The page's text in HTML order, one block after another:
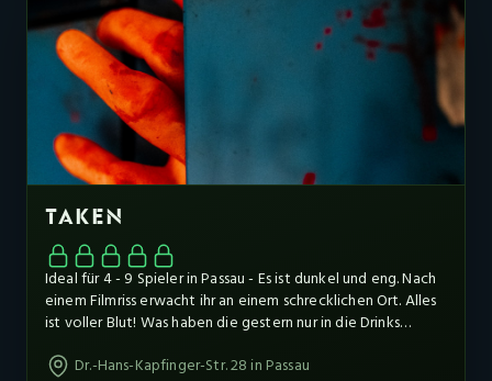
später offenbart Christian auch sein wahres Gesicht. Ihr wisst
jetzt schon: Auf keinen Fall möchte man in seinem
Spielzimmer länger als 60 Minuten bleiben, oder vielleicht
doch?
TAKEN
Ideal für 4 - 9 Spieler in Passau - Es ist dunkel und eng. Nach
einem Filmriss erwacht ihr an einem schrecklichen Ort. Alles
ist voller Blut! Was haben die gestern nur in die Drinks
Menschen in der Region werden als vermisst gemeldet.“
Dr.-Hans-Kapfinger-Str. 28 in Passau